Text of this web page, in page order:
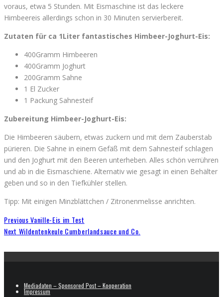
voraus, etwa 5 Stunden. Mit Eismaschine ist das leckere
Himbeereis allerdings schon in 30 Minuten servierbereit.
Zutaten für ca 1Liter fantastisches Himbeer-Joghurt-Eis:
400Gramm Himbeeren
400Gramm Joghurt
200Gramm Sahne
1 El Zucker
1 Packung Sahnesteif
Zubereitung Himbeer-Joghurt-Eis:
Die Himbeeren säubern, etwas zuckern und mit dem Zauberstab
pürieren. Die Sahne in einem Gefäß mit dem Sahnesteif schlagen
und den Joghurt mit den Beeren unterheben. Alles schön verrühren
und ab in die Eismaschiene. Alternativ wie gesagt in einen Behälter
geben und so in den Tiefkühler stellen.
Tipp: Mit einigen Minzblättchen / Zitronenmelisse anrichten.
PreviousVanille-Eis im Test
Next Wildentenkeule Cumberlandsauce und Co.
Mediadaten – Sponsored Post – Kooperation
Impressum